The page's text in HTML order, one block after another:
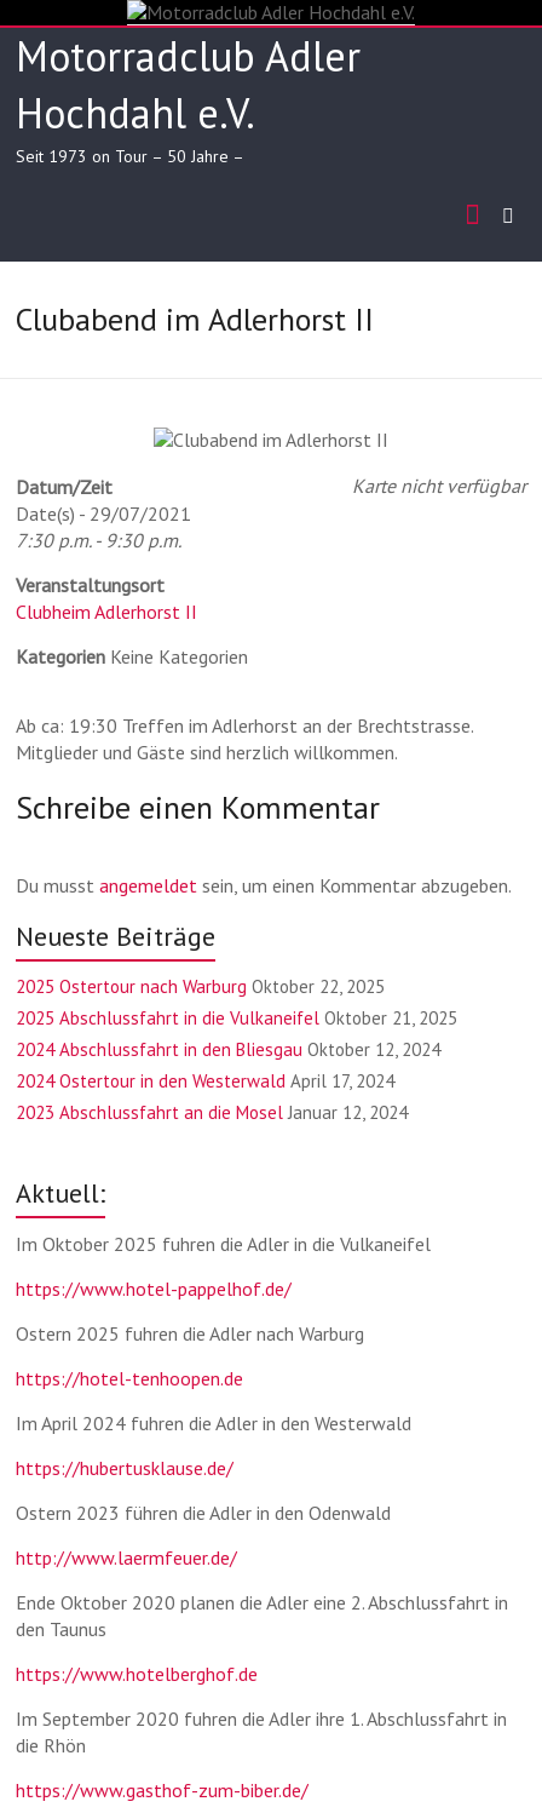
to
content
Motorradclub Adler
Hochdahl e.V.
Seit 1973 on Tour – 50 Jahre –
Clubabend im Adlerhorst II
Karte nicht verfügbar
Datum/Zeit
Date(s) - 29/07/2021
7:30 p.m. - 9:30 p.m.
Veranstaltungsort
Clubheim Adlerhorst II
Kategorien Keine Kategorien
Ab ca: 19:30 Treffen im Adlerhorst an der Brechtstrasse.
Mitglieder und Gäste sind herzlich willkommen.
Schreibe einen Kommentar
Du musstangemeldet sein, um einen Kommentar abzugeben.
Neueste Beiträge
2025 Ostertour nach Warburg Oktober 22, 2025
2025 Abschlussfahrt in die Vulkaneifel Oktober 21, 2025
2024 Abschlussfahrt in den Bliesgau Oktober 12, 2024
2024 Ostertour in den Westerwald April 17, 2024
2023 Abschlussfahrt an die Mosel Januar 12, 2024
Aktuell:
Im Oktober 2025 fuhren die Adler in die Vulkaneifel
https://www.hotel-pappelhof.de/
Ostern 2025 fuhren die Adler nach Warburg
https://hotel-tenhoopen.de
Im April 2024 fuhren die Adler in den Westerwald
https://hubertusklause.de/
Ostern 2023 führen die Adler in den Odenwald
http://www.laermfeuer.de/
Ende Oktober 2020 planen die Adler eine 2. Abschlussfahrt in
den Taunus
https://www.hotelberghof.de
Im September 2020 fuhren die Adler ihre 1. Abschlussfahrt in
die Rhön
https://www.gasthof-zum-biber.de/